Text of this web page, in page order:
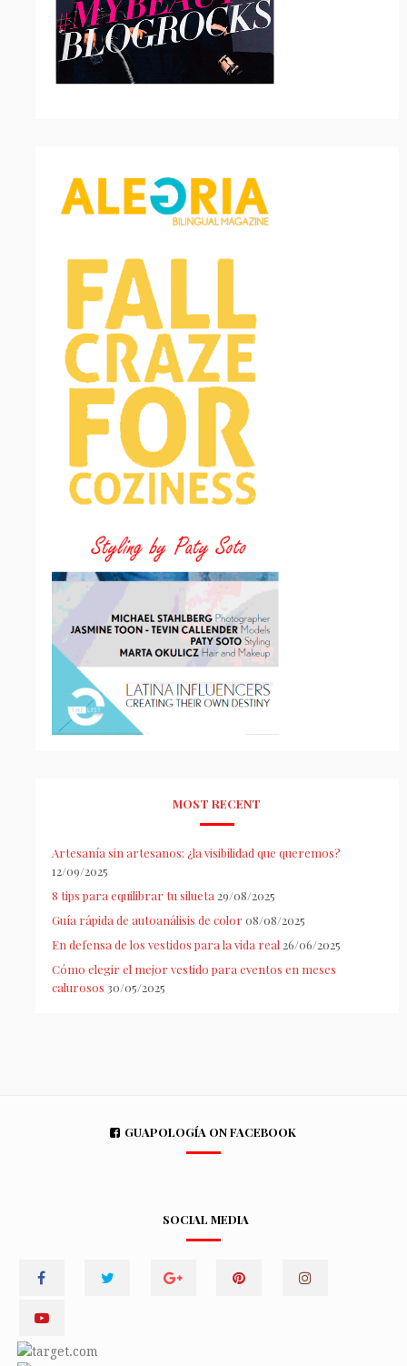
MOST RECENT
Artesanía sin artesanos: ¿la visibilidad que queremos?
12/09/2025
8 tips para equilibrar tu silueta 29/08/2025
Guía rápida de autoanálisis de color 08/08/2025
En defensa de los vestidos para la vida real 26/06/2025
Cómo elegir el mejor vestido para eventos en meses
calurosos 30/05/2025
GUAPOLOGÍA ON FACEBOOK
SOCIAL MEDIA